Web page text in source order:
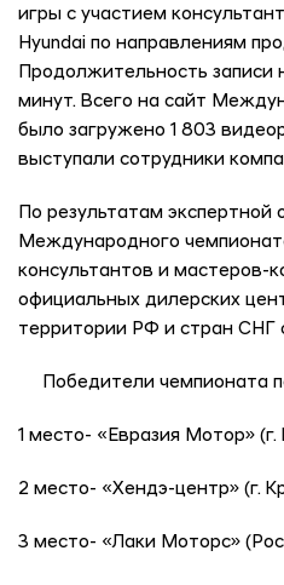
игры с участием
Hyundai по направлениям
Продолжительность записи
минут. Всего на сайт
было загружено 1 803
выступали сотрудники
По результатам экспертной
Международного
консультантов и мастеров-
официальных дилерских
территории РФ и стран СНГ
Победители чемпионата
1 место- «Евразия Мотор»
2 место- «Хендэ-центр» (г.
3 место- «Лаки Моторс»